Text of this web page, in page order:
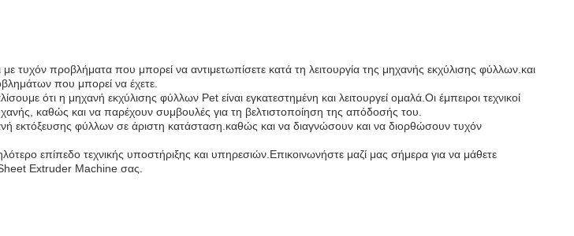
τυχόν προβλήματα που μπορεί να αντιμετωπίσετε κατά τη λειτουργία της μηχανής εκχύλισης φύλλων.και
που μπορεί να έχετε.
ότι η μηχανή εκχύλισης φύλλων Pet είναι εγκατεστημένη και λειτουργεί ομαλά.Οι έμπειροι τεχνικοί
καθώς και να παρέχουν συμβουλές για τη βελτιστοποίηση της απόδοσής του.
εκτόξευσης φύλλων σε άριστη κατάσταση.καθώς και να διαγνώσουν και να διορθώσουν τυχόν
επίπεδο τεχνικής υποστήριξης και υπηρεσιών.Επικοινωνήστε μαζί μας σήμερα για να μάθετε
Extruder Machine σας.